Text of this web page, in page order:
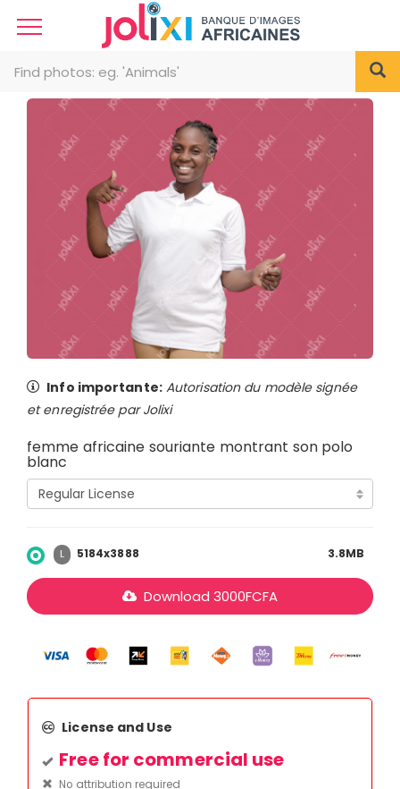
Info importante: Autorisation du modèle signée
et enregistrée par Jolixi
femme africaine souriante montrant son polo
blanc
L 5184x3888 3.8MB
Download 3000FCFA
License and Use
Free for commercial use
No attribution required